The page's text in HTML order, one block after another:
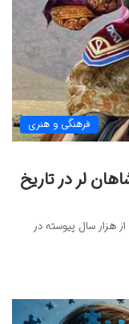
فرهنگی و هنری
لر در تاریخ
هزار سال پیوسته در